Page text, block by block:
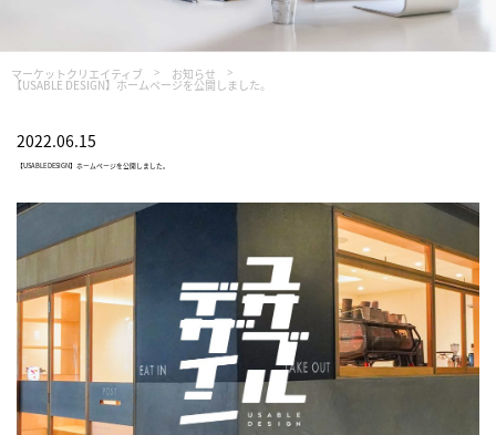
マーケットクリエイティブ お知らせ
【USABLE DESIGN】ホームページを公開しました。
2022.06.15
【USABLE DESIGN】ホームページを公開しました。